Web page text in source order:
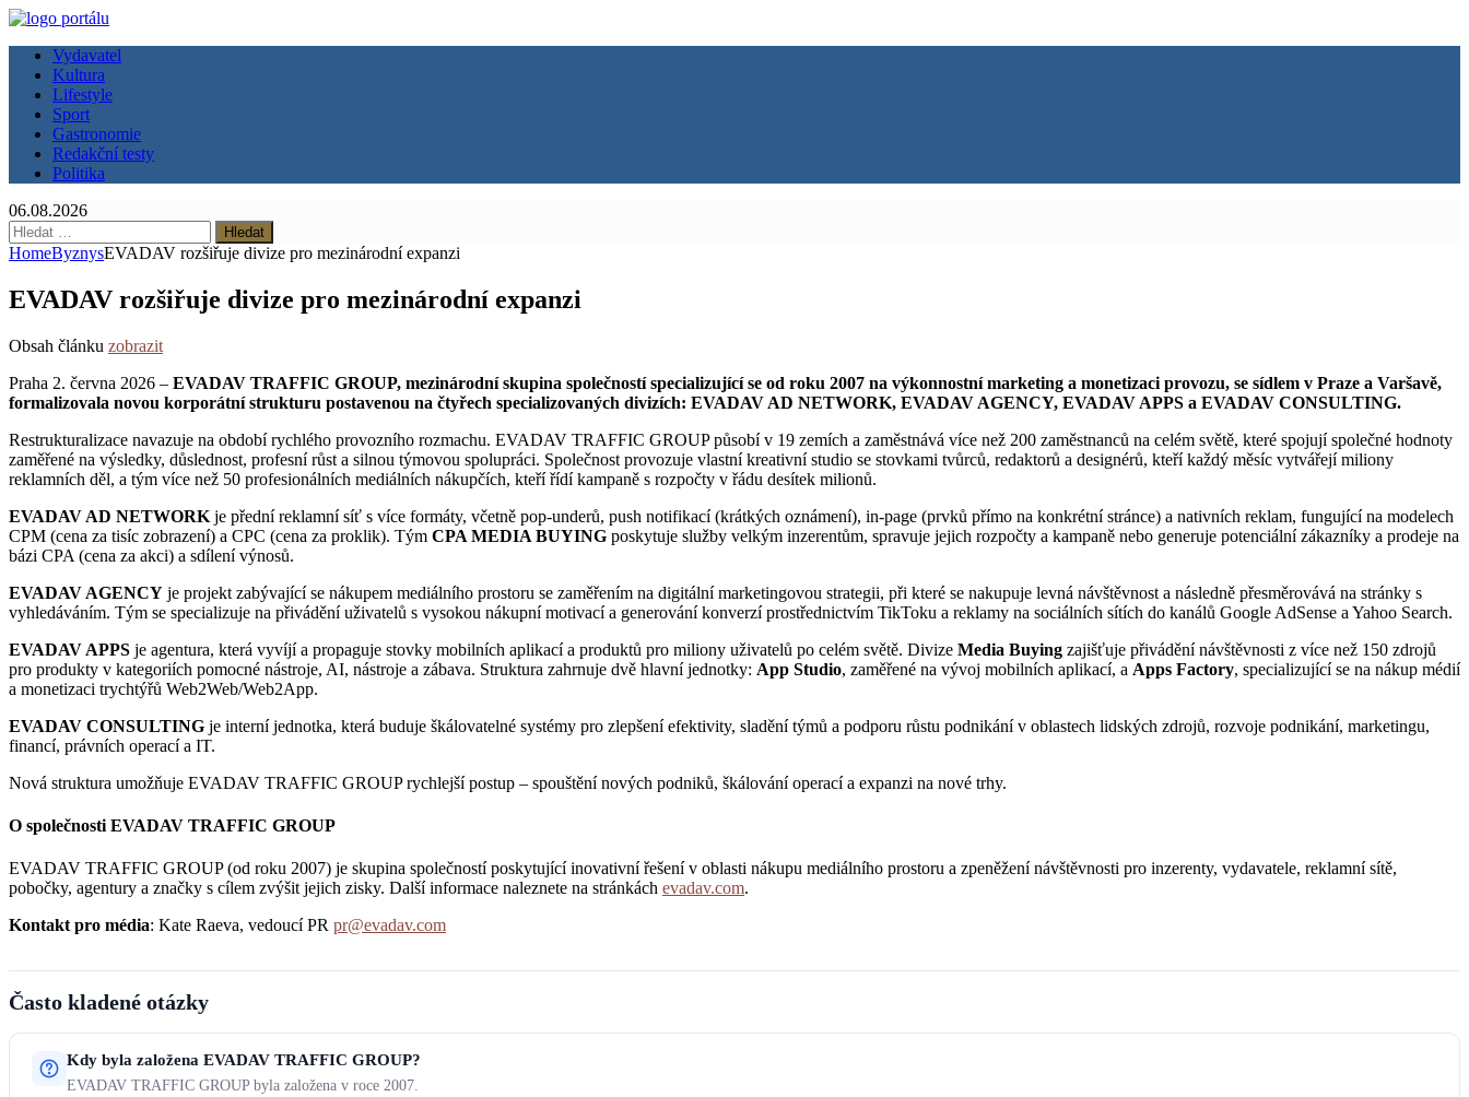
Vydavatel
Kultura
Lifestyle
Sport
Gastronomie
Redakční testy
Politika
06.08.2026
Vyhledávání
HomeByznysEVADAV rozšiřuje divize pro mezinárodní expanzi
EVADAV rozšiřuje divize pro mezinárodní expanzi
Obsah článku zobrazit
Praha 2. června 2026 – EVADAV TRAFFIC GROUP, mezinárodní skupina společností specializující se od roku 2007 na výkonnostní marketing a monetizaci provozu, se sídlem v Praze a Varšavě,
formalizovala novou korporátní strukturu postavenou na čtyřech specializovaných divizích: EVADAV AD NETWORK, EVADAV AGENCY, EVADAV APPS a EVADAV CONSULTING.
Restrukturalizace navazuje na období rychlého provozního rozmachu. EVADAV TRAFFIC GROUP působí v 19 zemích a zaměstnává více než 200 zaměstnanců na celém světě, které spojují společné hodnoty
zaměřené na výsledky, důslednost, profesní růst a silnou týmovou spolupráci. Společnost provozuje vlastní kreativní studio se stovkami tvůrců, redaktorů a designérů, kteří každý měsíc vytvářejí miliony
reklamních děl, a tým více než 50 profesionálních mediálních nákupčích, kteří řídí kampaně s rozpočty v řádu desítek milionů.
EVADAV AD NETWORK je přední reklamní síť s více formáty, včetně pop-underů, push notifikací (krátkých oznámení), in-page (prvků přímo na konkrétní stránce) a nativních reklam, fungující na modelech
CPM (cena za tisíc zobrazení) a CPC (cena za proklik). Tým CPA MEDIA BUYING poskytuje služby velkým inzerentům, spravuje jejich rozpočty a kampaně nebo generuje potenciální zákazníky a prodeje na
bázi CPA (cena za akci) a sdílení výnosů.
EVADAV AGENCY je projekt zabývající se nákupem mediálního prostoru se zaměřením na digitální marketingovou strategii, při které se nakupuje levná návštěvnost a následně přesměrovává na stránky s
vyhledáváním. Tým se specializuje na přivádění uživatelů s vysokou nákupní motivací a generování konverzí prostřednictvím TikToku a reklamy na sociálních sítích do kanálů Google AdSense a Yahoo Search.
EVADAV APPS je agentura, která vyvíjí a propaguje stovky mobilních aplikací a produktů pro miliony uživatelů po celém světě. Divize Media Buying zajišťuje přivádění návštěvnosti z více než 150 zdrojů
pro produkty v kategoriích pomocné nástroje, AI, nástroje a zábava. Struktura zahrnuje dvě hlavní jednotky: App Studio, zaměřené na vývoj mobilních aplikací, a Apps Factory, specializující se na nákup médií
a monetizaci trychtýřů Web2Web/Web2App.
EVADAV CONSULTING je interní jednotka, která buduje škálovatelné systémy pro zlepšení efektivity, sladění týmů a podporu růstu podnikání v oblastech lidských zdrojů, rozvoje podnikání, marketingu,
financí, právních operací a IT.
Nová struktura umožňuje EVADAV TRAFFIC GROUP rychlejší postup – spouštění nových podniků, škálování operací a expanzi na nové trhy.
O společnosti EVADAV TRAFFIC GROUP
EVADAV TRAFFIC GROUP (od roku 2007) je skupina společností poskytující inovativní řešení v oblasti nákupu mediálního prostoru a zpeněžení návštěvnosti pro inzerenty, vydavatele, reklamní sítě,
pobočky, agentury a značky s cílem zvýšit jejich zisky. Další informace naleznete na stránkách evadav.com.
Kontakt pro média: Kate Raeva, vedoucí PR pr@evadav.com
Často kladené otázky
Kdy byla založena EVADAV TRAFFIC GROUP?
EVADAV TRAFFIC GROUP byla založena v roce 2007.